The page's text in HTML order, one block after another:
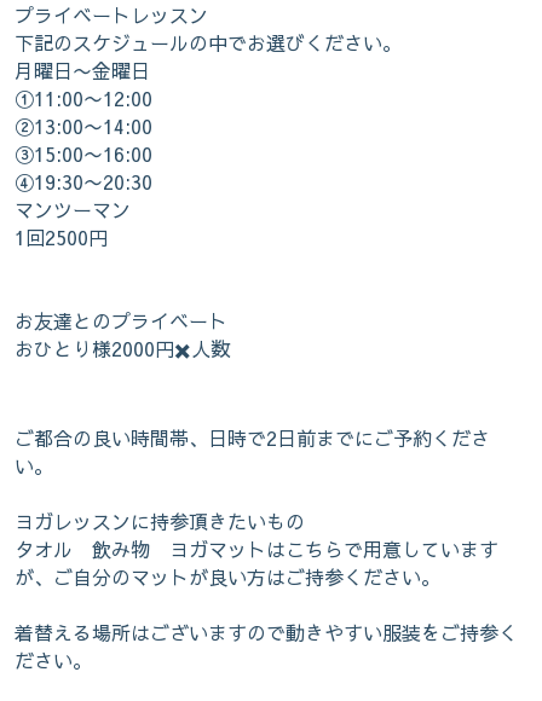
プライベートレッスン
下記のスケジュールの中でお選びください。
月曜日〜金曜日
①11:00〜12:00
②13:00〜14:00
③15:00〜16:00
④19:30〜20:30
マンツーマン
1回2500円
お友達とのプライベート
おひとり様2000円✖️人数
ご都合の良い時間帯、日時で2日前までにご予約くださ
い。
ヨガレッスンに持参頂きたいもの
タオル 飲み物 ヨガマットはこちらで用意しています
が、ご自分のマットが良い方はご持参ください。
着替える場所はございますので動きやすい服装をご持参く
ださい。